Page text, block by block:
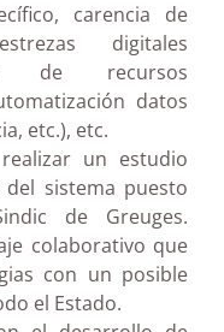
carencia de
digitales
de recursos
datos
etc.), etc.
un estudio
sistema puesto
de Greuges.
colaborativo que
con un posible
el Estado.